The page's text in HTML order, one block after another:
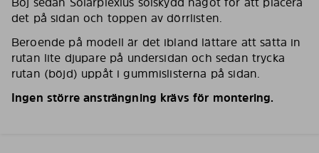
det på sidan och toppen av dörrlisten.
Beroende på modell är det ibland lättare att sätta in
rutan lite djupare på undersidan och sedan trycka
rutan (böjd) uppåt i gummislisterna på sidan.
Ingen större ansträngning krävs för montering.